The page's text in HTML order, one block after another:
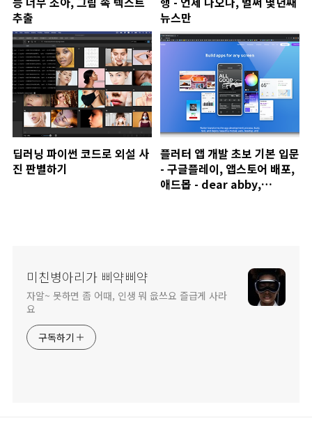
추출
뉴스만
딥러닝 파이썬 코드로 외설 사
진 판별하기
플러터 앱 개발 초보 기본 입문
- 구글플레이, 앱스토어 배포,
애드몹 - dear abby,
미친병아리가 삐약삐약
자알~ 못하면 좀 어때, 인생 뭐 읎쓰요 즐급게 사라
요
구독하기